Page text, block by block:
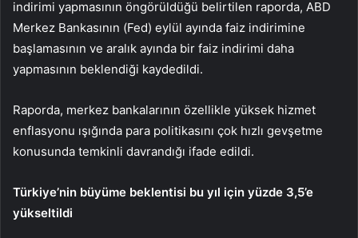
indirimi yapmasının öngörüldüğü belirtilen raporda, ABD
Merkez Bankasının (Fed) eylül ayında faiz indirimine
başlamasının ve aralık ayında bir faiz indirimi daha
yapmasının beklendiği kaydedildi.
Raporda, merkez bankalarının özellikle yüksek hizmet
enflasyonu ışığında para politikasını çok hızlı gevşetme
konusunda temkinli davrandığı ifade edildi.
Türkiye’nin büyüme beklentisi bu yıl için yüzde 3,5’e
yükseltildi